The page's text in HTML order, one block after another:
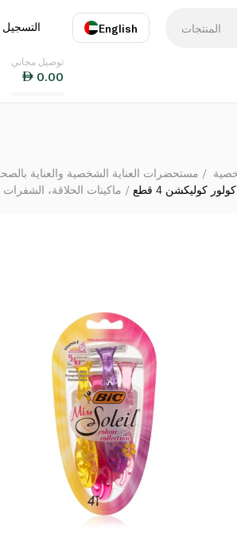
المنتجات English
اللغة
التسجيل
توصيل مجاني
0.00
بيك ماكينة حلاقة نسائية
مستحضرات العناية الشخصية والعناية
ماكينات الحلاقة، الشفرات
كوليكشن 4 قطع